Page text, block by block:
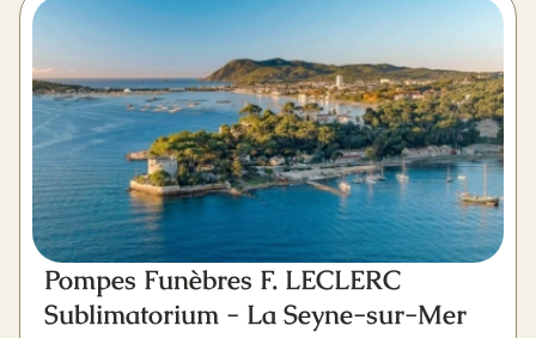
Pompes Funèbres F. LECLERC
Sublimatorium - La Seyne-sur-Mer